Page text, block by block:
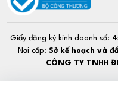
Giấy đăng ký kinh doanh số:
Nơi cấp: Sở kế hoạch và
CÔNG TY TNHH